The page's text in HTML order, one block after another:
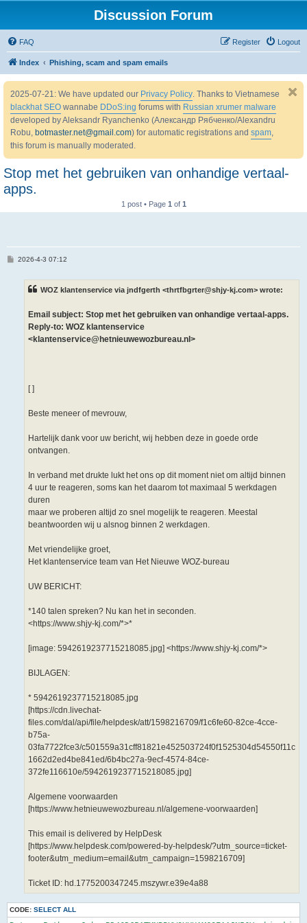
Discussion Forum
FAQ Logout
Register
Index Phishing, scam and spam emails
2025-07-21: We have updated our Privacy Policy. Thanks to Vietnamese
blackhat SEO wannabe DDoS:ing forums with Russian xrumer malware
developed by Aleksandr Ryanchenko (Александр Рябченко/Alexandru
Robu, botmaster.net@gmail.com) for automatic registrations and spam,
this forum is manually moderated.
Stop met het gebruiken van onhandige vertaal-
apps.
1 post • Page 1 of 1
P2026-4-3 07:12
WOZ klantenservice via jndfgerth <thrtfbgrter@shjy-kj.com> wrote:
Email subject: Stop met het gebruiken van onhandige vertaal-apps.
Reply-to: WOZ klantenservice
<klantenservice@hetnieuwewozbureau.nl>
[ ]
Beste meneer of mevrouw,
Hartelijk dank voor uw bericht, wij hebben deze in goede orde
ontvangen.
In verband met drukte lukt het ons op dit moment niet om altijd binnen
4 uur te reageren, soms kan het daarom tot maximaal 5 werkdagen
duren
maar we proberen altijd zo snel mogelijk te reageren. Meestal
beantwoorden wij u alsnog binnen 2 werkdagen.
Met vriendelijke groet,
Het klantenservice team van Het Nieuwe WOZ-bureau
UW BERICHT:
*140 talen spreken? Nu kan het in seconden.
<https://www.shjy-kj.com/*>*
[image: 5942619237715218085.jpg] <https://www.shjy-kj.com/*>
BIJLAGEN:
* 5942619237715218085.jpg
[https://cdn.livechat-
files.com/dal/api/file/helpdesk/att/1598216709/f1c6fe60-82ce-4cce-
b75a-
03fa7722fce3/c501559a31cff81821e452503724f0f1525304d54550f11c
1662d2ed4be841ed/6b4bc27a-9ecf-4574-84ce-
372fe116610e/5942619237715218085.jpg]
Algemene voorwaarden
[https://www.hetnieuwewozbureau.nl/algemene-voorwaarden]
This email is delivered by HelpDesk
[https://www.helpdesk.com/powered-by-helpdesk/?utm_source=ticket-
footer&utm_medium=email&utm_campaign=1598216709]
Ticket ID: hd.1775200347245.mszywr.e39e4a88
CODE: SELECT ALL